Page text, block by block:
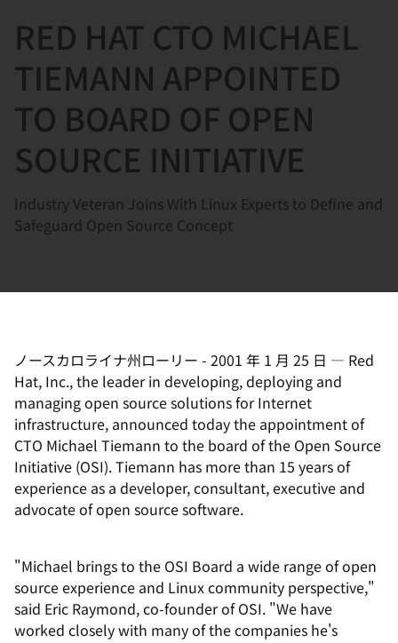
選
RED HAT CTO MICHAEL
TIEMANN APPOINTED
TO BOARD OF OPEN
SOURCE INITIATIVE
Industry Veteran Joins With Linux Experts to Define and
Safeguard Open Source Concept
ノースカロライナ州ローリー - 2001 年 1 月 25 日 — Red
Hat, Inc., the leader in developing, deploying and
managing open source solutions for Internet
infrastructure, announced today the appointment of
CTO Michael Tiemann to the board of the Open Source
Initiative (OSI). Tiemann has more than 15 years of
experience as a developer, consultant, executive and
advocate of open source software.
"Michael brings to the OSI Board a wide range of open
source experience and Linux community perspective,"
said Eric Raymond, co-founder of OSI. "We have
worked closely with many of the companies he's